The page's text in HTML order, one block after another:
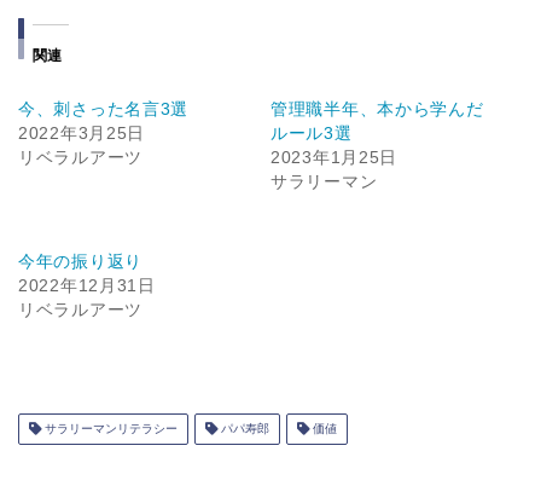
関連
今、刺さった名言3選
2022年3月25日
リベラルアーツ
管理職半年、本から学んだ
ルール3選
2023年1月25日
サラリーマン
今年の振り返り
2022年12月31日
リベラルアーツ
サラリーマンリテラシー パパ寿郎 価値